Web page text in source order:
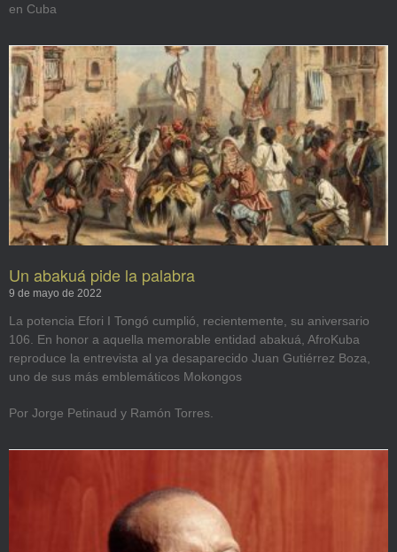
en Cuba
Un abakuá pide la palabra
9 de mayo de 2022
La potencia Efori I Tongó cumplió, recientemente, su aniversario
106. En honor a aquella memorable entidad abakuá, AfroKuba
reproduce la entrevista al ya desaparecido Juan Gutiérrez Boza,
uno de sus más emblemáticos Mokongos
Por Jorge Petinaud y Ramón Torres.